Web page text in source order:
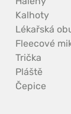
Kalhoty
Lékařská
Fleecové
Trička
Pláště
Čepice